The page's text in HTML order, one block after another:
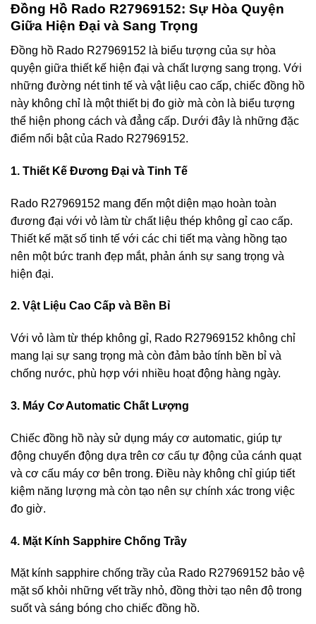
Đồng Hồ Rado R27969152: Sự Hòa Quyện
Giữa Hiện Đại và Sang Trọng
Đồng hồ Rado R27969152 là biểu tượng của sự hòa
quyện giữa thiết kế hiện đại và chất lượng sang trọng. Với
những đường nét tinh tế và vật liệu cao cấp, chiếc đồng hồ
này không chỉ là một thiết bị đo giờ mà còn là biểu tượng
thể hiện phong cách và đẳng cấp. Dưới đây là những đặc
điểm nổi bật của Rado R27969152.
1. Thiết Kế Đương Đại và Tinh Tế
Rado R27969152 mang đến một diện mạo hoàn toàn
đương đại với vỏ làm từ chất liệu thép không gỉ cao cấp.
Thiết kế mặt số tinh tế với các chi tiết mạ vàng hồng tạo
nên một bức tranh đẹp mắt, phản ánh sự sang trọng và
hiện đại.
2. Vật Liệu Cao Cấp và Bền Bỉ
Với vỏ làm từ thép không gỉ, Rado R27969152 không chỉ
mang lại sự sang trọng mà còn đảm bảo tính bền bỉ và
chống nước, phù hợp với nhiều hoạt động hàng ngày.
3. Máy Cơ Automatic Chất Lượng
Chiếc đồng hồ này sử dụng máy cơ automatic, giúp tự
động chuyển động dựa trên cơ cấu tự động của cánh quạt
và cơ cấu máy cơ bên trong. Điều này không chỉ giúp tiết
kiệm năng lượng mà còn tạo nên sự chính xác trong việc
đo giờ.
4. Mặt Kính Sapphire Chống Trầy
Mặt kính sapphire chống trầy của Rado R27969152 bảo vệ
mặt số khỏi những vết trầy nhỏ, đồng thời tạo nên độ trong
suốt và sáng bóng cho chiếc đồng hồ.